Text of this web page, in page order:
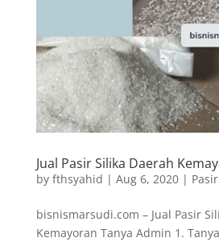
Jual Pasir Silika Daerah
by fthsyahid | Aug 6, 2020|
bisnismarsudi.com – Jual Pasir
Kemayoran Tanya Admin 1.